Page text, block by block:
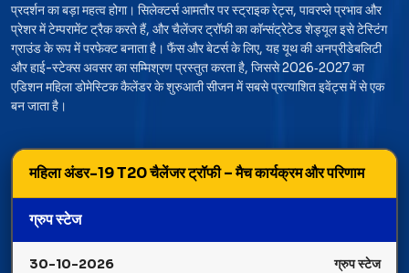
प्रदर्शन का बड़ा महत्व होगा। सिलेक्टर्स आमतौर पर स्ट्राइक रेट्स, पावरप्ले प्रभाव और
प्रेशर में टेम्परामेंट ट्रैक करते हैं, और चैलेंजर ट्रॉफी का कॉन्संट्रेटेड शेड्यूल इसे टेस्टिंग
ग्राउंड के रूप में परफेक्ट बनाता है। फैंस और बेटर्स के लिए, यह यूथ की अनप्रीडेबलिटी
और हाई-स्टेक्स अवसर का सम्मिश्रण प्रस्तुत करता है, जिससे 2026‑2027 का
एडिशन महिला डोमेस्टिक कैलेंडर के शुरुआती सीजन में सबसे प्रत्याशित इवेंट्स में से एक
बन जाता है।
महिला अंडर-19 T20 चैलेंजर ट्रॉफी – मैच कार्यक्रम और परिणाम
ग्रुप स्टेज
30-10-2026
ग्रुप स्टेज